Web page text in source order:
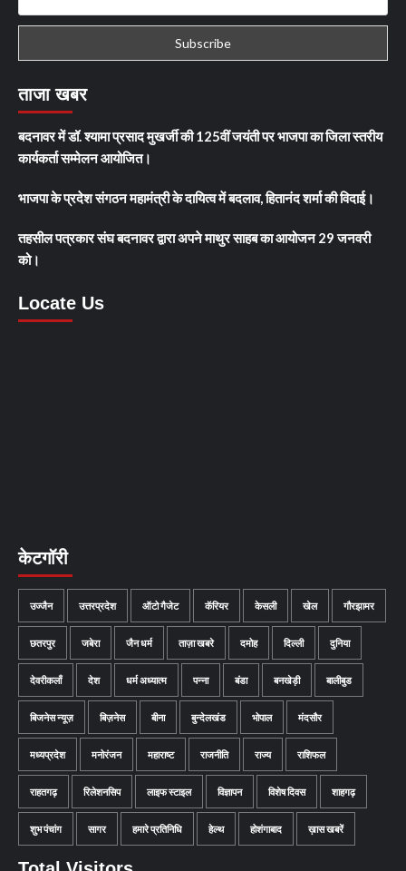
ताजा खबर
बदनावर में डॉ. श्यामा प्रसाद मुखर्जी की 125वीं जयंती पर भाजपा का जिला स्तरीय
कार्यकर्ता सम्मेलन आयोजित।
भाजपा के प्रदेश संगठन महामंत्री के दायित्व में बदलाव, हितानंद शर्मा की विदाई।
तहसील पत्रकार संघ बदनावर द्वारा अपने माथुर साहब का आयोजन 29 जनवरी
को।
Locate Us
केटगॉरी
उज्जैन उत्तरप्रदेश ऑटो गैजेट कॅरियर केसली खेल गौरझामर
छतरपुर जबेरा जैन धर्म ताज़ा खबरे दमोह दिल्ली दुनिया
देवरीकलाँ देश धर्म अध्यात्म पन्ना बंडा बनखेड़ी बालीबुड
बिजनेस न्यूज़ बिज़नेस बीना बुन्देलखंड भोपाल मंदसौर
मध्यप्रदेश मनोरंजन महाराष्ट राजनीति राज्य राशिफल
राहतगढ़ रिलेशनसिप लाइफ स्टाइल विज्ञापन विशेष दिवस शाहगढ़
शुभ पंचांग सागर हमारे प्रतिनिधि हेल्थ होशंगाबाद ख़ास खबरें